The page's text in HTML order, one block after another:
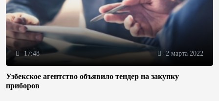
17:48 2 марта 2022
Узбекское агентство объявило тендер на закупку
приборов